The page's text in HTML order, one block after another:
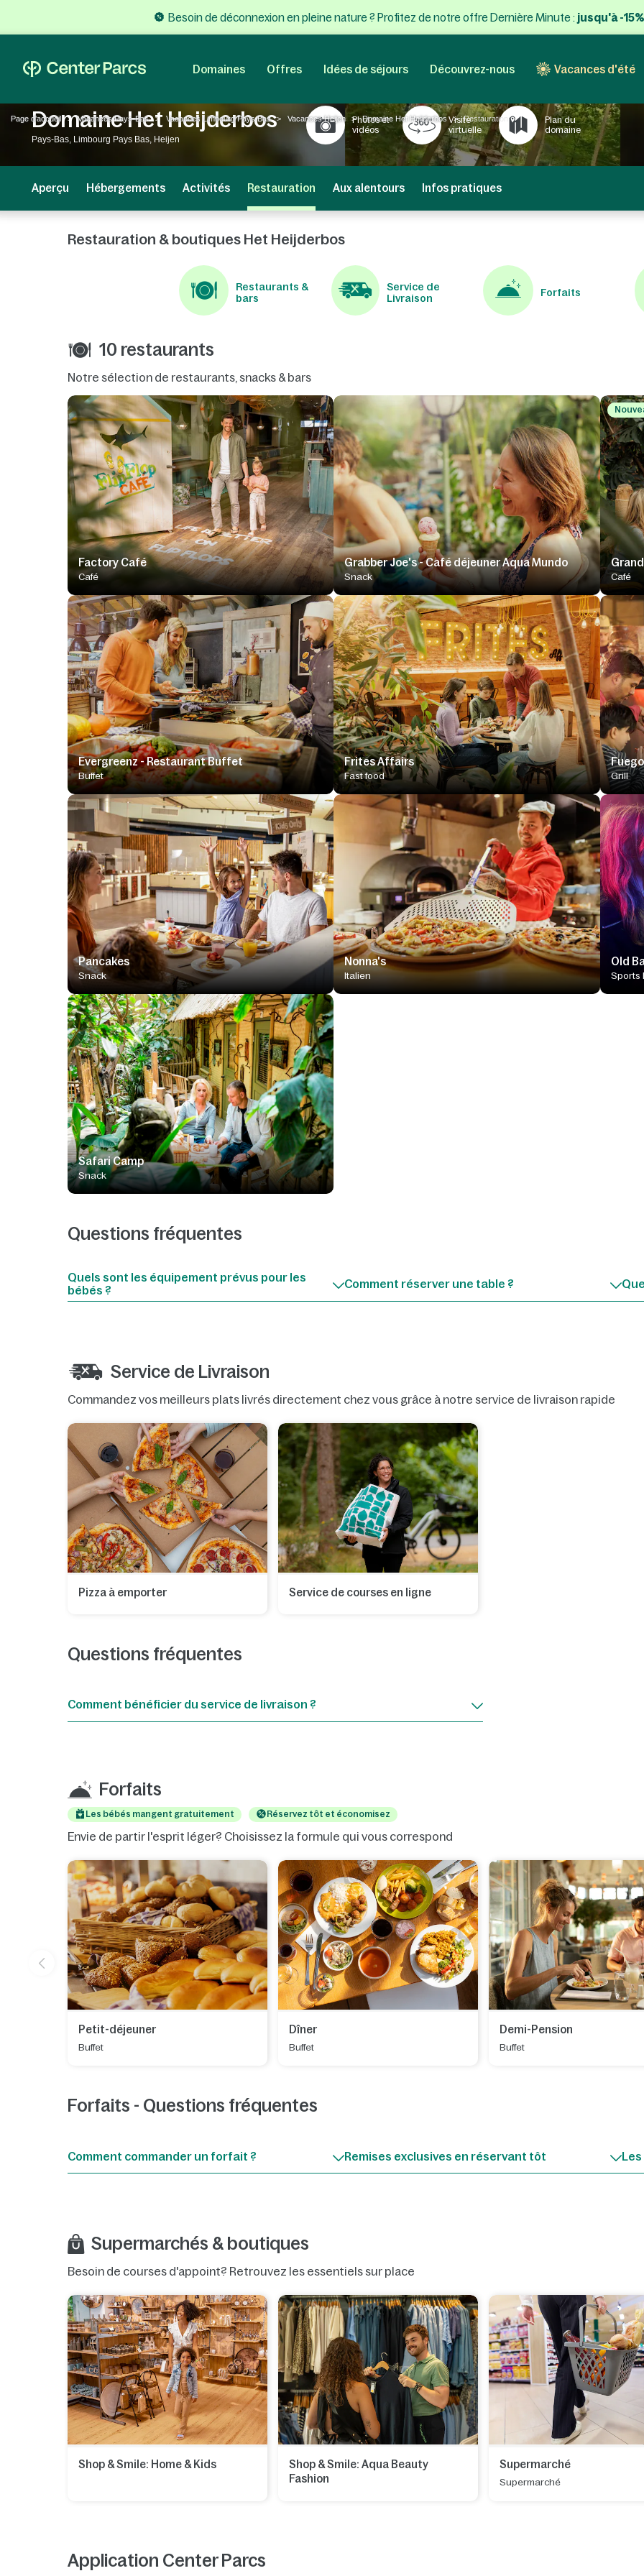
Besoin de déconnexion en pleine nature ? Profitez de notre offre Dernière Minute : jusqu'à -
Domaines Offres Idées de séjours Découvrez-nous Vacances d'été
Page d'accueil Vacances Pays-Bas Vacances Limbourg Pays Bas Vacances Heijen Domaine Het Heijderbos Restauration
Domaine Het Heijderbos
Pays-Bas, Limbourg Pays Bas, Heijen
Photos et
vidéos
Visite
virtuelle
Plan du
domaine
Aperçu Hébergements Activités Restauration Aux alentours Infos pratiques
Restauration & boutiques Het Heijderbos
Restaurants &
bars
Service de
Livraison
Forfaits
10 restaurants
Notre sélection de restaurants, snacks & bars
Factory Café
Café
Grabber Joe's - Café déjeuner Aqua Mundo
Snack Café
Evergreenz - Restaurant Buffet
Buffet
Frites Affairs
Fast food Grill
Pancakes
Snack
Nonna's
Italien
Old
Sports
Safari Camp
Snack
Questions fréquentes
Quels sont les équipement prévus pour les
bébés ?
Comment réserver une table ?
Service de Livraison
Commandez vos meilleurs plats livrés directement chez vous grâce à notre service de livraison rapide
Pizza à emporter Service de courses en ligne
Questions fréquentes
Comment bénéficier du service de livraison ?
Forfaits
Les bébés mangent gratuitement Réservez tôt et économisez
Envie de partir l'esprit léger? Choisissez la formule qui vous correspond
Petit-déjeuner
Buffet
Dîner
Buffet
Demi-Pension
Buffet
Forfaits - Questions fréquentes
Comment commander un forfait ? Remises exclusives en réservant tôt
Supermarchés & boutiques
Besoin de courses d'appoint? Retrouvez les essentiels sur place
Shop & Smile: Home & Kids
Shop & Smile: Aqua Beauty
Fashion
Supermarché
Supermarché
Application Center Parcs